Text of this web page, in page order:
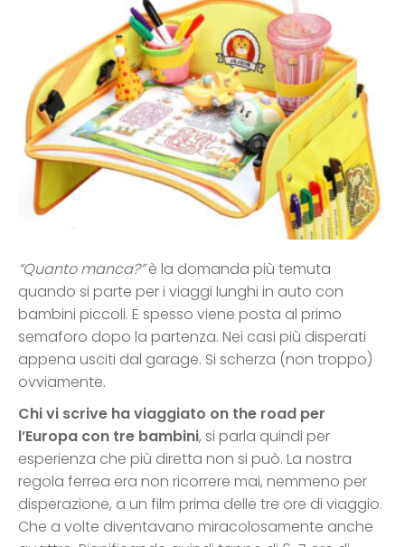
“Quanto manca?”è la domanda più temuta
quando si parte per i viaggi lunghi in auto con
bambini piccoli. E spesso viene posta al primo
semaforo dopo la partenza. Nei casi più disperati
appena usciti dal garage. Si scherza (non troppo)
ovviamente.
Chi vi scrive ha viaggiato on the road per
l’Europa con tre bambini, si parla quindi per
esperienza che più diretta non si può. La nostra
regola ferrea era non ricorrere mai, nemmeno per
disperazione, a un film prima delle tre ore di viaggio.
Che a volte diventavano miracolosamente anche